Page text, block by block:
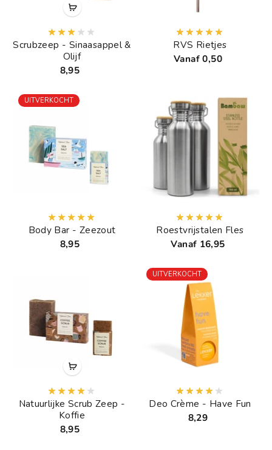
Scrubzeep - Sinaasappel &
Olijf
8,95
RVS Rietjes
Vanaf 0,50
UITVERKOCHT
Body Bar - Zeezout
8,95
Roestvrijstalen Fles
Vanaf 16,95
Natuurlijke Scrub Zeep -
Koffie
8,95
UITVERKOCHT
Deo Crème - Have Fun
8,29